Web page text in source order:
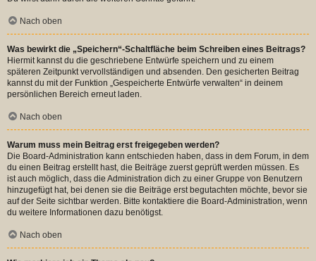
Nach oben
Was bewirkt die „Speichern“-Schaltfläche beim Schreiben eines Beitrags?
Hiermit kannst du die geschriebene Entwürfe speichern und zu einem
späteren Zeitpunkt vervollständigen und absenden. Den gesicherten Beitrag
kannst du mit der Funktion „Gespeicherte Entwürfe verwalten“ in deinem
persönlichen Bereich erneut laden.
Nach oben
Warum muss mein Beitrag erst freigegeben werden?
Die Board-Administration kann entschieden haben, dass in dem Forum, in dem
du einen Beitrag erstellt hast, die Beiträge zuerst geprüft werden müssen. Es
ist auch möglich, dass die Administration dich zu einer Gruppe von Benutzern
hinzugefügt hat, bei denen sie die Beiträge erst begutachten möchte, bevor sie
auf der Seite sichtbar werden. Bitte kontaktiere die Board-Administration, wenn
du weitere Informationen dazu benötigst.
Nach oben